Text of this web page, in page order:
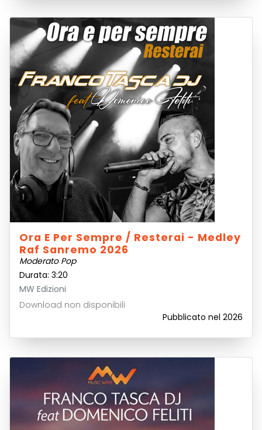
Ora E Per Sempre / Resterai - Medley
Raf Sanremo 2026
Moderato Pop
Durata: 3:20
MW Edizioni
Download non disponibili
Pubblicato nel 2026